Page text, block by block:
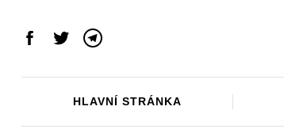
Facebook
TwitterTelegram
HLAVNÍ STRÁNKA